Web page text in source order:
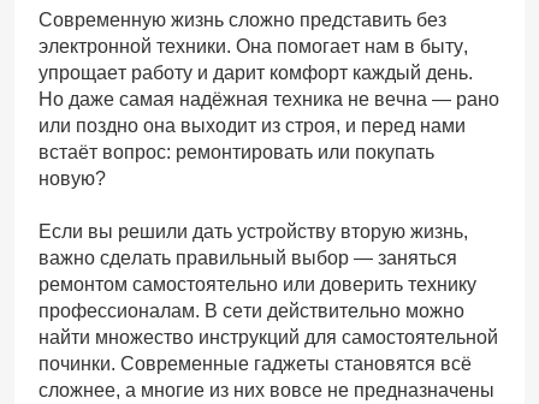
Современную жизнь сложно представить без
электронной техники. Она помогает нам в быту,
упрощает работу и дарит комфорт каждый день.
Но даже самая надёжная техника не вечна — рано
или поздно она выходит из строя, и перед нами
встаёт вопрос: ремонтировать или покупать
новую?
Если вы решили дать устройству вторую жизнь,
важно сделать правильный выбор — заняться
ремонтом самостоятельно или доверить технику
профессионалам. В сети действительно можно
найти множество инструкций для самостоятельной
починки. Современные гаджеты становятся всё
сложнее, а многие из них вовсе не предназначены